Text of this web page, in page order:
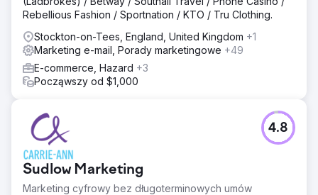
Rebellious Fashion / Sportnation / KTO / Tru Clothing.
Stockton-on-Tees, England, United Kingdom +1
Marketing e-mail, Porady marketingowe +49
E-commerce, Hazard +3
Począwszy od $1,000
Sudlow Marketing
Marketing cyfrowy bez długoterminowych umów
4.8